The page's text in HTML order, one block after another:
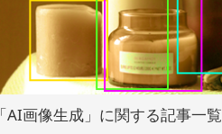
「AI画像生成」に関する記事一覧